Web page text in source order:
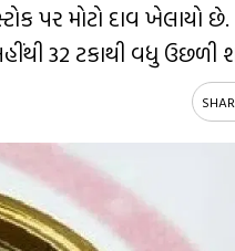
પર મોટો દાવ ખેલાયો
32 ટકાથી વધુ ઉછળી